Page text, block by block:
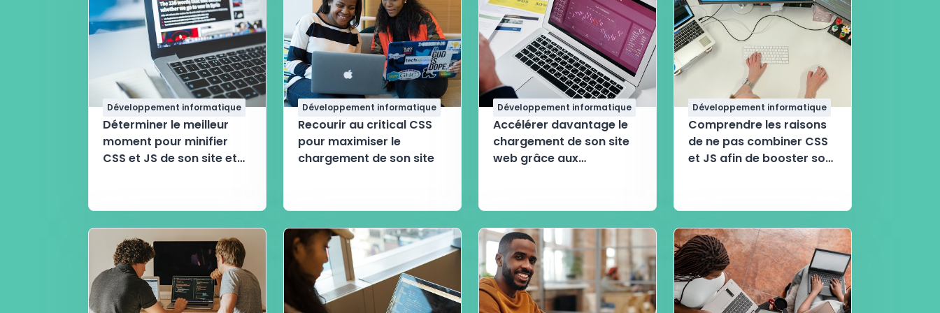
Développement informatique
Déterminer le meilleur
moment pour minifier
CSS et JS de son site et
Développement informatique
Recourir au critical CSS
pour maximiser le
chargement de son site
Développement informatique
Accélérer davantage le
chargement de son site
web grâce aux
Développement informatique
Comprendre les raisons
de ne pas combiner CSS
et JS afin de booster son